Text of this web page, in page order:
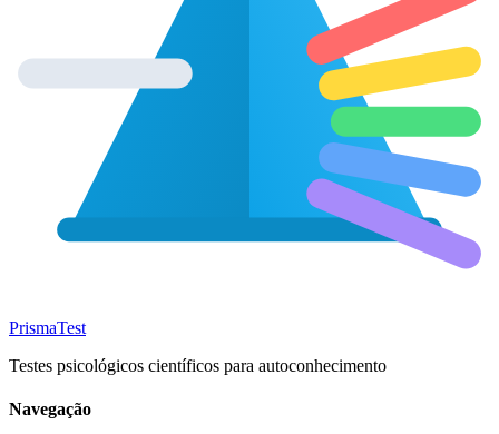
PrismaTest
Testes psicológicos científicos para autoconhecimento
Navegação